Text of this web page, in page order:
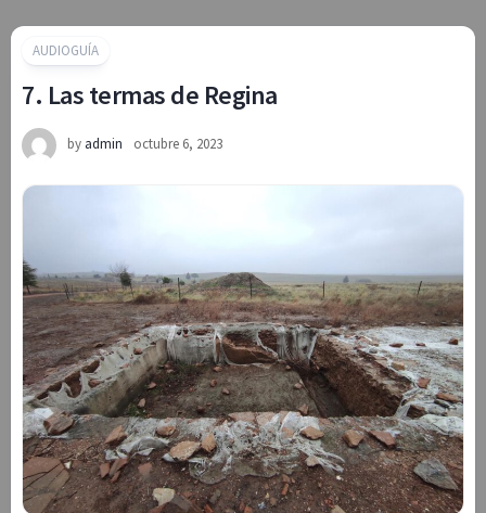
AUDIOGUÍA
7. Las termas de Regina
by admin octubre 6, 2023